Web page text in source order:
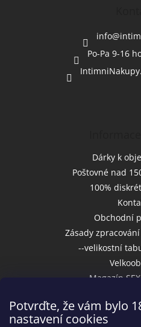
Potvrďte, že vám bylo
nastavení cookies
info@
Po-Pa 9-16
Dárky k
Poštovné nad
100%
Obchodní
Zásady
--velikostní
Magazín